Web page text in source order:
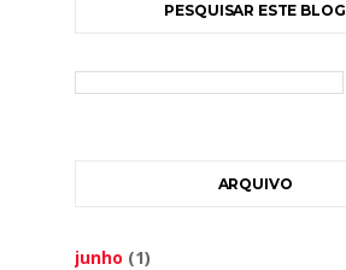
PESQUISAR ESTE BLOG
ARQUIVO
junho (1)